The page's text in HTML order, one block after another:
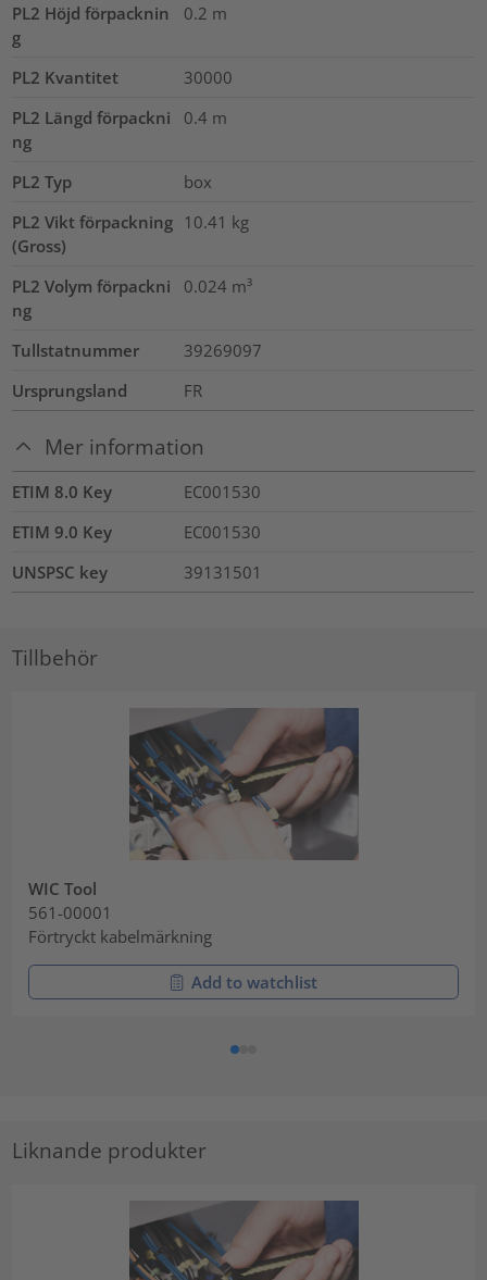
PL2 Höjd förpacknin
g
0.2 m
PL2 Kvantitet
30000
PL2 Längd förpackni
ng
0.4 m
PL2 Typ
box
PL2 Vikt förpackning
(Gross)
10.41 kg
PL2 Volym förpackni
ng
0.024 m³
Tullstatnummer
39269097
Ursprungsland
FR
Mer information
ETIM 8.0 Key
EC001530
ETIM 9.0 Key
EC001530
UNSPSC key
39131501
Tillbehör
WIC Tool
561-00001
Förtryckt kabelmärkning
Add to watchlist
Liknande produkter